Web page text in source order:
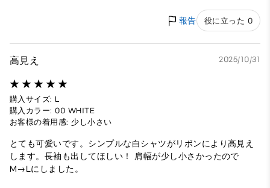
報告 役に立った 0
高見え 2025/10/31
購入サイズ: L
購入カラー: 00 WHITE
お客様の着用感: 少し小さい
とても可愛いです。シンプルな白シャツがリボンにより高見え
します。長袖も出してほしい！ 肩幅が少し小さかったので
M→Lにしました。